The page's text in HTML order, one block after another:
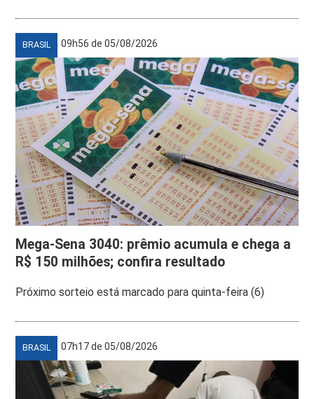
BRASIL 09h56 de 05/08/2026
Mega-Sena 3040: prêmio acumula e chega a
R$ 150 milhões; confira resultado
Próximo sorteio está marcado para quinta-feira (6)
BRASIL 07h17 de 05/08/2026